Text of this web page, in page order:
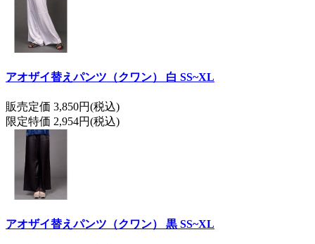
アオザイ替えパンツ（クワン） 白 SS~XL
販売定価 3,850円(税込)
限定特価 2,954円(税込)
アオザイ替えパンツ（クワン） 黒 SS~XL